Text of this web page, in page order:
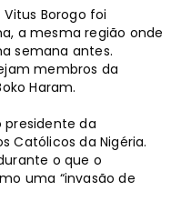
Vitus Borogo foi
a mesma região onde
semana antes.
membros da
Haram.
presidente da
Católicos da Nigéria.
o que o
uma “invasão de